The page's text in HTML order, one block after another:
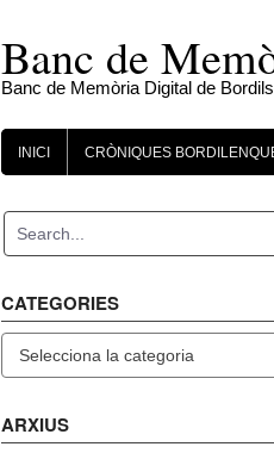
Banc de
Banc de Memòria Digital de Bordils
INICI CRÒNIQUES
CATEGORIES
ARXIUS